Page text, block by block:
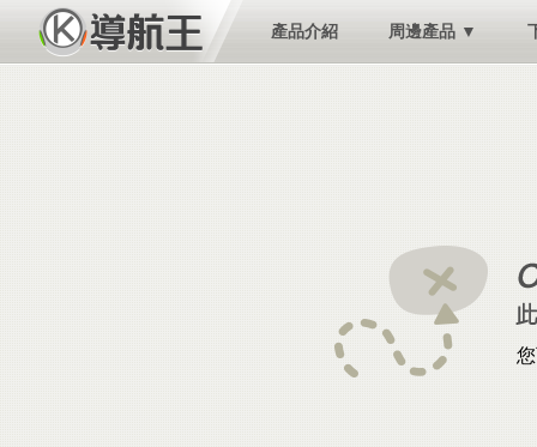
產品介紹 周邊產品 ▼